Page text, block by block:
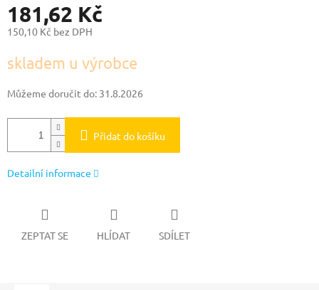
181,62 Kč
150,10 Kč bez DPH
cena:
skladem u výrobce
Můžeme doručit do: 31.8.2026
Přidat do košíku
Detailní informace
ZEPTAT SE HLÍDAT SDÍLET